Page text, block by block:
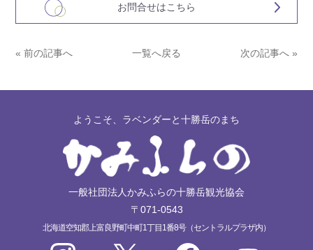
お問合せはこちら
« 前の記事へ 一覧へ戻る 次の記事へ »
ようこそ、ラベンダーと十勝岳のまち
一般社団法人かみふらの十勝岳観光協会
〒071-0543
北海道空知郡上富良野町中町1丁目1番8号（セントラルプラザ内）